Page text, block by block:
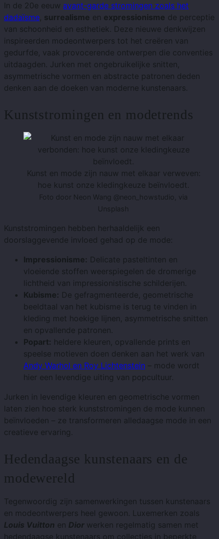
In de 20e eeuw avant-garde stromingen zoals het
dadaïsme, surrealisme en expressionisme de perceptie
van schoonheid en esthetiek. Deze nieuwe denkwijzen
inspireerden modeontwerpers tot het creëren van
gedurfde, vaak provocerende ontwerpen die conventies
uitdaagden. Jurken met ongebruikelijke snitten,
asymmetrische vormen en abstracte patronen deden
denken aan de doeken van moderne kunstenaars.
Kunststromingen en modetrends
Kunst en mode zijn nauw met elkaar verweven:
hoe kunst onze kledingkeuze beïnvloedt.
Foto door Neon Wang @neon_howstudio, via
Unsplash
Kunststromingen hebben herhaaldelijk een
doorslaggevende invloed gehad op de mode:
Impressionisme: Delicate pasteltinten en
vloeiende stoffen weerspiegelen de dromerige
lichtheid van impressionistische schilderijen.
Kubisme: De gefragmenteerde, geometrische
beeldtaal van het kubisme is terug te vinden in
kleding met hoekige lijnen, asymmetrische snitten
en opvallende patronen.
Popart: heldere kleuren, opvallende prints en
speelse motieven doen denken aan het werk van
Andy Warhol en Roy Lichtenstein – mode wordt
hier een levendige uiting van popcultuur.
Jurken in levendige kleuren en geometrische vormen
laten zien hoe sterk kunststromingen de mode kunnen
beïnvloeden – ze transformeren alledaagse mode in een
creatieve ervaring.
Hedendaagse kunstenaars en de
modewereld
Tegenwoordig zijn samenwerkingen tussen kunstenaars
en modeontwerpers heel gewoon. Luxemerken zoals
Louis Vuitton en Dior werken regelmatig samen met
hedendaagse kunstenaars om collecties in beperkte